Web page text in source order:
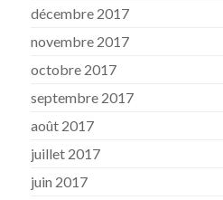
décembre 2017
novembre 2017
octobre 2017
septembre 2017
août 2017
juillet 2017
juin 2017